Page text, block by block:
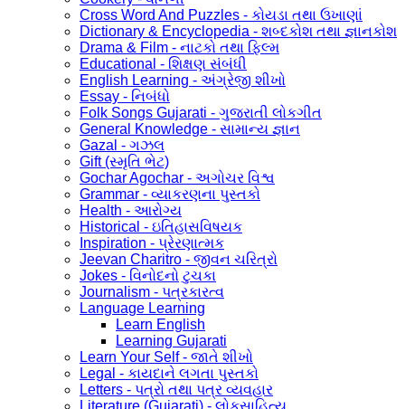
Cross Word And Puzzles - કોયડા તથા ઉખાણાં
Dictionary & Encyclopedia - શબ્દકોશ તથા જ્ઞાનકોશ
Drama & Film - નાટકો તથા ફિલ્મ
Educational - શિક્ષણ સંબંધી
English Learning - અંગ્રેજી શીખો
Essay - નિબંધો
Folk Songs Gujarati - ગુજરાતી લોકગીત
General Knowledge - સામાન્ય જ્ઞાન
Gazal - ગઝલ
Gift (સ્મૃતિ ભેટ)
Gochar Agochar - અગોચર વિશ્વ
Grammar - વ્યાકરણના પુસ્તકો
Health - આરોગ્ય
Historical - ઇતિહાસવિષયક
Inspiration - પ્રેરણાત્મક
Jeevan Charitro - જીવન ચરિત્રો
Jokes - વિનોદનો ટુચકા
Journalism - પત્રકારત્વ
Language Learning
Learn English
Learning Gujarati
Learn Your Self - જાતે શીખો
Legal - કાયદાને લગતા પુસ્તકો
Letters - પત્રો તથા પત્ર વ્યવહાર
Literature (Gujarati) - લોકસાહિત્ય